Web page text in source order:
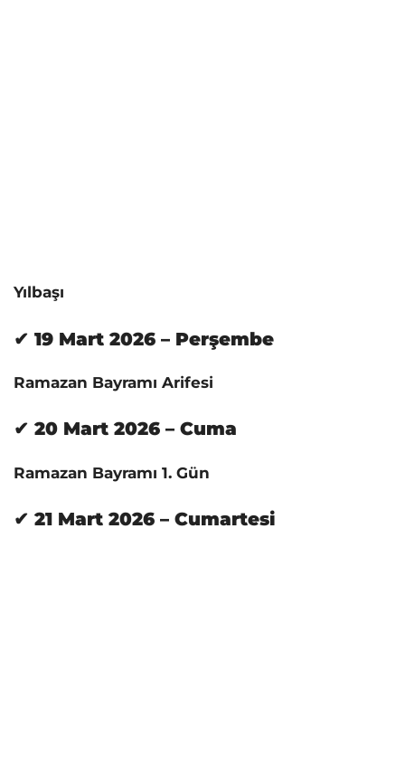
Yılbaşı
✔ 19 Mart 2026 – Perşembe
Ramazan Bayramı Arifesi
✔ 20 Mart 2026 – Cuma
Ramazan Bayramı 1. Gün
✔ 21 Mart 2026 – Cumartesi